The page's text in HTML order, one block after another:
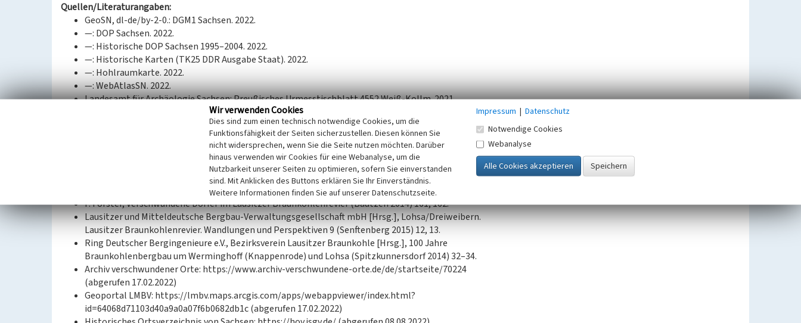
Quellen/Literaturangaben:
GeoSN, dl-de/by-2-0.: DGM1 Sachsen. 2022.
—: DOP Sachsen. 2022.
—: Historische DOP Sachsen 1995–2004. 2022.
—: Historische Karten (TK25 DDR Ausgabe Staat). 2022.
—: Hohlraumkarte. 2022.
—: WebAtlasSN. 2022.
Landesamt für Archäologie Sachsen: Preußisches Urmesstischblatt 4552 Weiß-Kollm. 2021.
Lausitzer und Mitteldeutsche Bergbau-Verwaltungsgesellschaft mbH (LMBV): Digitale Kartierung:
Tagebau Ortsverlegungen. 2021.
Sächsische Landesbibliothek – Staats- und Universitätsbibliothek / Deutsche Fotothek: Messtischblatt
—: Messtischblatt 2620: Weiß-Kollm, 1920. 2022.
—: Messtischblatt 4552: Weißkollm, 1938. 2022.
US Geological Survey: Declassified Satellite Imagery 3 (1978). 2013.
F. Förster, Verschwundene Dörfer im Lausitzer Braunkohlenrevier (Bautzen 2014) 161, 162.
Lausitzer und Mitteldeutsche Bergbau-Verwaltungsgesellschaft mbH [Hrsg.], Lohsa/Dreiweibern.
Lausitzer Braunkohlenrevier. Wandlungen und Perspektiven 9 (Senftenberg 2015) 12, 13.
Ring Deutscher Bergingenieure e.V., Bezirksverein Lausitzer Braunkohle [Hrsg.], 100 Jahre
Braunkohlenbergbau um Werminghoff (Knappenrode) und Lohsa (Spitzkunnersdorf 2014) 32–34.
Archiv verschwundener Orte: https://www.archiv-verschwundene-orte.de/de/startseite/70224
(abgerufen 17.02.2022)
Geoportal LMBV: https://lmbv.maps.arcgis.com/apps/webappviewer/index.html?
id=64068d71103d40a9a0a07f6b0682db1c (abgerufen 17.02.2022)
Wir verwenden Cookies
Dies sind zum einen technisch notwendige Cookies, um die
Funktionsfähigkeit der Seiten sicherzustellen. Diesen können Sie
nicht widersprechen, wenn Sie die Seite nutzen möchten. Darüber
hinaus verwenden wir Cookies für eine Webanalyse, um die
Nutzbarkeit unserer Seiten zu optimieren, sofern Sie einverstanden
sind. Mit Anklicken des Buttons erklären Sie Ihr Einverständnis.
Weitere Informationen finden Sie auf unserer Datenschutzseite.
Impressum | Datenschutz
Notwendige Cookies
Webanalyse